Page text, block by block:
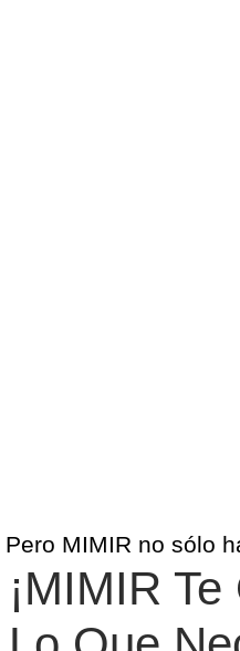
Pero MIMIR no sólo
¡MIMIR